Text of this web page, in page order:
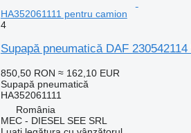
HA352061111 pentru camion
4
Supapă pneumatică DAF
850,50 RON ≈ 162,10 EUR
Supapă pneumatică
HA352061111
România
MEC - DIESEL SEE SRL